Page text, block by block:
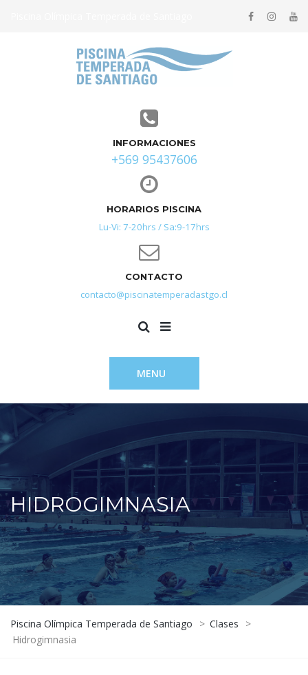
INFORMACIONES
+569 95437606
HORARIOS PISCINA
Lu-Vi: 7-20hrs / Sa:9-17hrs
CONTACTO
contacto@piscinatemperadastgo.cl
MENU
HIDROGIMNASIA
Piscina Olímpica Temperada de Santiago > Clases
>
Hidrogimnasia